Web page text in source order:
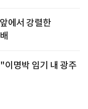
에서 강렬한
이명박 임기 내 광주